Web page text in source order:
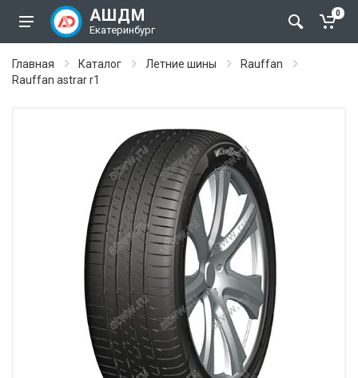
АШДМ
Екатеринбург
0
Главная Каталог Летние шины
Rauffan
Rauffan astrar r1